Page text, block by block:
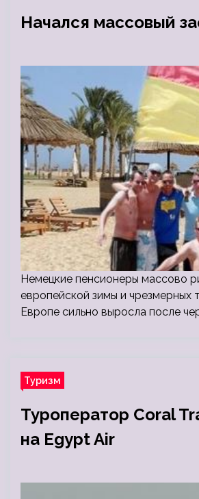
Начался массовый
Немецкие пенсионеры массово
европейской зимы и чрезмерных
Европе сильно выросла после
Туризм
Туроператор Coral
на Egypt Air